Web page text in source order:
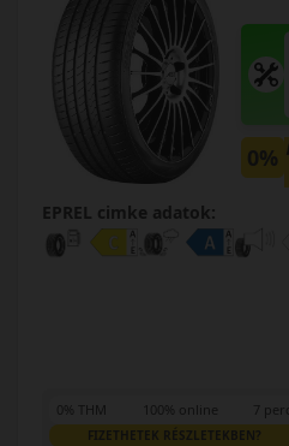
0%
EPREL cimke adatok:
0% THM 100% online 7 perc
FIZETHETEK RÉSZLETEKBEN?